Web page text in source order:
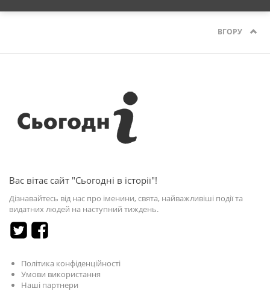
ВГОРУ
Вас вітає сайт "Сьогодні в історії"!
Дізнавайтесь від нас про іменини, свята, найважливіші події та
видатних людей на наступний тиждень.
Політика конфіденційності
Умови використання
Наші партнери